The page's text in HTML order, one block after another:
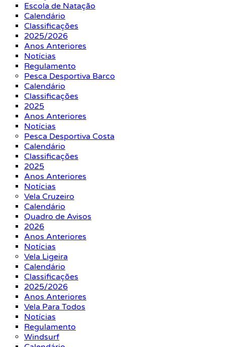
Escola de Natação
Calendário
Classificações
2025/2026
Anos Anteriores
Notícias
Regulamento
Pesca Desportiva Barco
Calendário
Classificações
2025
Anos Anteriores
Notícias
Pesca Desportiva Costa
Calendário
Classificações
2025
Anos Anteriores
Notícias
Vela Cruzeiro
Calendário
Quadro de Avisos
2026
Anos Anteriores
Notícias
Vela Ligeira
Calendário
Classificações
2025/2026
Anos Anteriores
Vela Para Todos
Notícias
Regulamento
Windsurf